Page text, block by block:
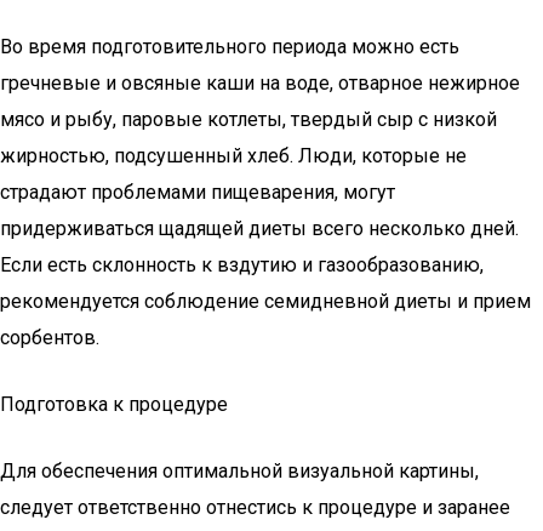
Во время подготовительного периода можно есть
гречневые и овсяные каши на воде, отварное нежирное
мясо и рыбу, паровые котлеты, твердый сыр с низкой
жирностью, подсушенный хлеб. Люди, которые не
страдают проблемами пищеварения, могут
придерживаться щадящей диеты всего несколько дней.
Если есть склонность к вздутию и газообразованию,
рекомендуется соблюдение семидневной диеты и прием
сорбентов.
Подготовка к процедуре
Для обеспечения оптимальной визуальной картины,
следует ответственно отнестись к процедуре и заранее